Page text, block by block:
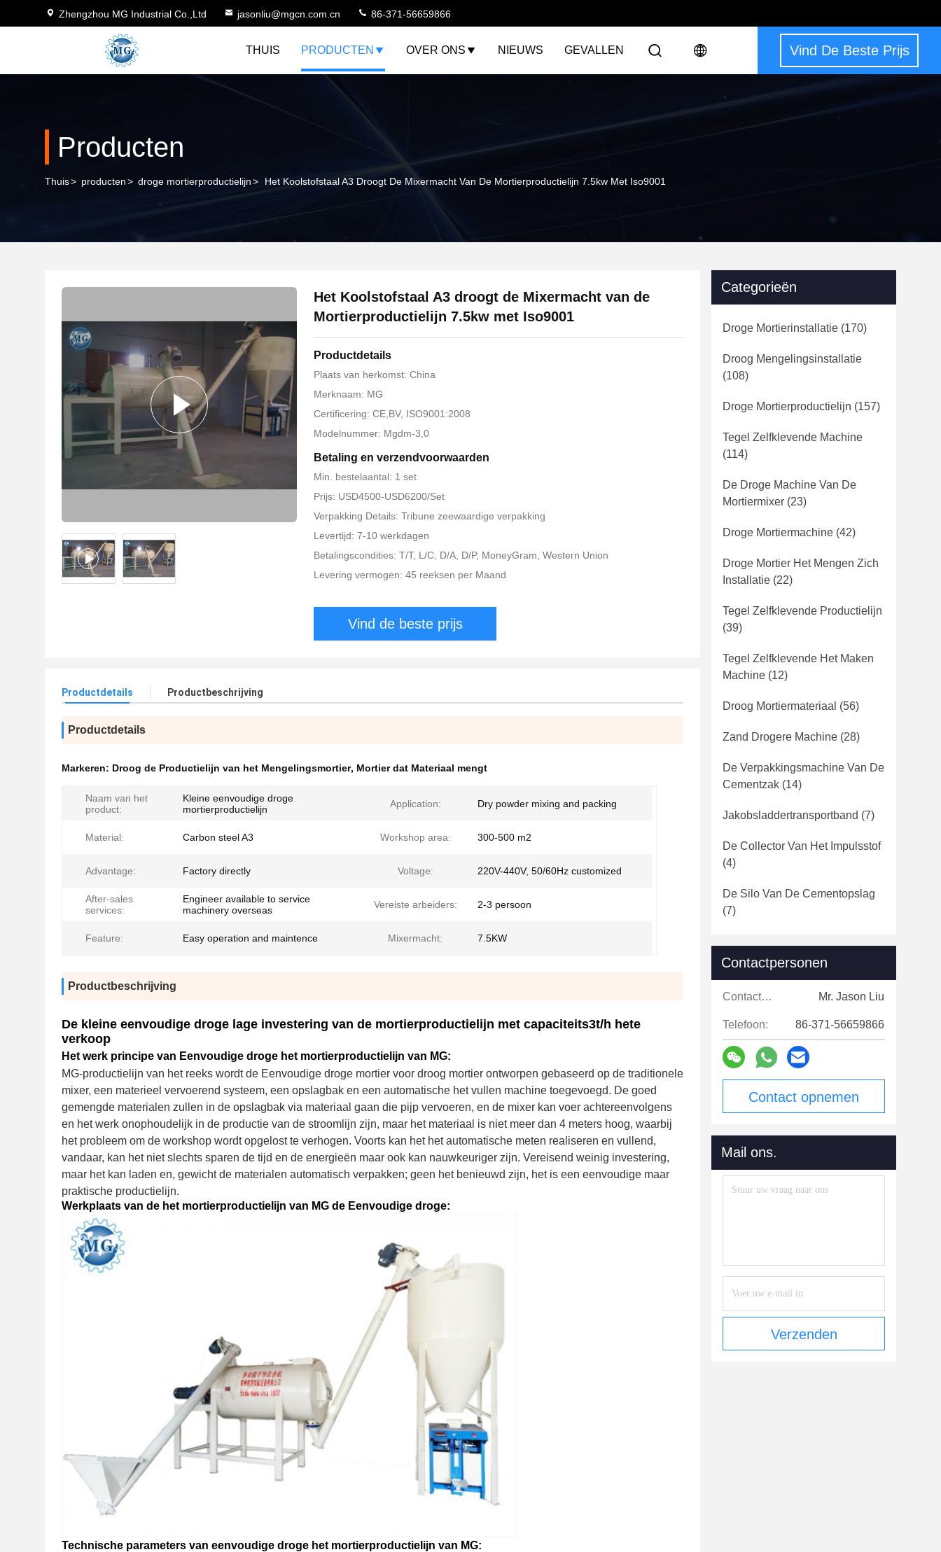
Zhengzhou MG Industrial Co.,Ltd jasonliu@mgcn.com.cn 86-371-56659866
THUIS PRODUCTEN OVER ONS NIEUWS GEVALLEN Vind De Beste Prijs
Producten
Thuis> producten> droge mortierproductielijn> Het Koolstofstaal A3 Droogt De Mixermacht Van De Mortierproductielijn 7.5kw Met Iso9001
Het Koolstofstaal A3 droogt de Mixermacht van de
Mortierproductielijn 7.5kw met Iso9001
Productdetails
Plaats van herkomst: China
Merknaam: MG
Certificering: CE,BV, ISO9001:2008
Modelnummer: Mgdm-3,0
Betaling en verzendvoorwaarden
Min. bestelaantal: 1 set
Prijs: USD4500-USD6200/Set
Verpakking Details: Tribune zeewaardige verpakking
Levertijd: 7-10 werkdagen
Betalingscondities: T/T, L/C, D/A, D/P, MoneyGram, Western Union
Levering vermogen: 45 reeksen per Maand
Vind de beste prijs
Productdetails Productbeschrijving
Productdetails
Markeren: Droog de Productielijn van het Mengelingsmortier, Mortier dat Materiaal mengt
Naam van het
product:
Kleine eenvoudige droge
mortierproductielijn
Application: Dry powder mixing and packing
Material: Carbon steel A3 Workshop area: 300-500 m2
Advantage: Factory directly Voltage: 220V-440V, 50/60Hz customized
After-sales
services:
Engineer available to service
machinery overseas
Vereiste arbeiders: 2-3 persoon
Feature: Easy operation and maintence Mixermacht: 7.5KW
Productbeschrijving
De kleine eenvoudige droge lage investering van de mortierproductielijn met capaciteits3t/h hete
verkoop
Het werk principe van Eenvoudige droge het mortierproductielijn van MG:
MG-productielijn van het reeks wordt de Eenvoudige droge mortier voor droog mortier ontworpen gebaseerd op de traditionele
mixer, een materieel vervoerend systeem, een opslagbak en een automatische het vullen machine toegevoegd. De goed
gemengde materialen zullen in de opslagbak via materiaal gaan die pijp vervoeren, en de mixer kan voer achtereenvolgens
en het werk onophoudelijk in de productie van de stroomlijn zijn, maar het materiaal is niet meer dan 4 meters hoog, waarbij
het probleem om de workshop wordt opgelost te verhogen. Voorts kan het het automatische meten realiseren en vullend,
vandaar, kan het niet slechts sparen de tijd en de energieën maar ook kan nauwkeuriger zijn. Vereisend weinig investering,
maar het kan laden en, gewicht de materialen automatisch verpakken; geen het benieuwd zijn, het is een eenvoudige maar
praktische productielijn.
Werkplaats van de het mortierproductielijn van MG de Eenvoudige droge:
Technische parameters van eenvoudige droge het mortierproductielijn van MG:
Categorieën
Droge Mortierinstallatie (170)
Droog Mengelingsinstallatie
(108)
Droge Mortierproductielijn (157)
Tegel Zelfklevende Machine
(114)
De Droge Machine Van De
Mortiermixer (23)
Droge Mortiermachine (42)
Droge Mortier Het Mengen Zich
Installatie (22)
Tegel Zelfklevende Productielijn
(39)
Tegel Zelfklevende Het Maken
Machine (12)
Droog Mortiermateriaal (56)
Zand Drogere Machine (28)
De Verpakkingsmachine Van De
Cementzak (14)
Jakobsladdertransportband (7)
De Collector Van Het Impulsstof
(4)
De Silo Van De Cementopslag
(7)
Contactpersonen
Contactpersonen: Mr. Jason Liu
Telefoon: 86-371-56659866
Contact opnemen
Mail ons.
Verzenden